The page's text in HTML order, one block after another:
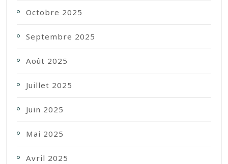
Octobre 2025
Septembre 2025
Août 2025
Juillet 2025
Juin 2025
Mai 2025
Avril 2025